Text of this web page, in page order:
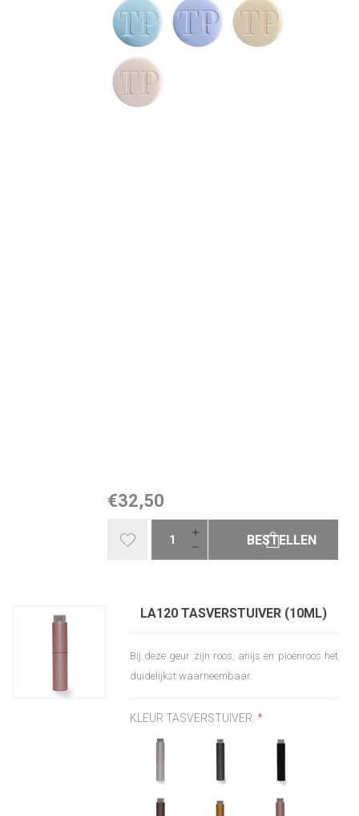
€32,50
BESTELLEN
LA120 TASVERSTUIVER (10ML)
Bij deze geur zijn roos, anijs en pioenroos het
duidelijkst waarneembaar.
KLEUR TASVERSTUIVER: *